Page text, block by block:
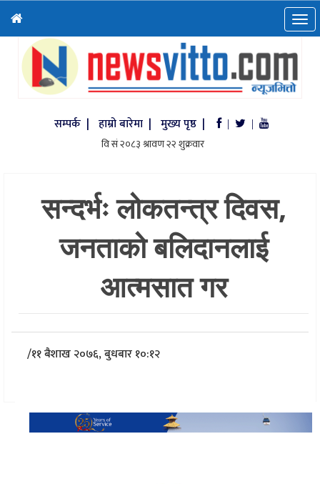
सम्पर्क | हाम्रो बारेमा | मुख्य पृष्ठ | | |
सन्दर्भः लोकतन्त्र दिवस,
जनताको बलिदानलाई
आत्मसात गर
/११ बैशाख २०७६, बुधबार १०:१२